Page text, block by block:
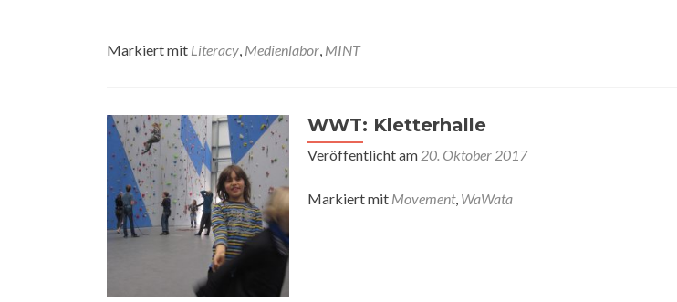
Markiert mit Literacy, Medienlabor, MINT
WWT: Kletterhalle
Veröffentlicht am 20. Oktober 2017
Markiert mit Movement, WaWata